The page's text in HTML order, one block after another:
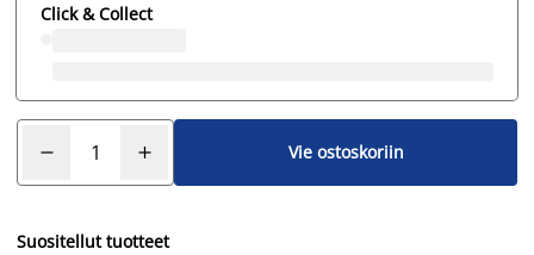
Click & Collect
Vie ostoskoriin
Suositellut tuotteet